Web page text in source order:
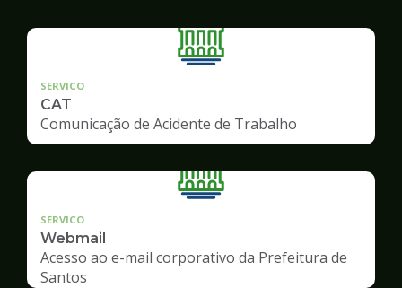
SERVICO
CAT
Comunicação de Acidente de Trabalho
SERVICO
Webmail
Acesso ao e-mail corporativo da Prefeitura de
Santos